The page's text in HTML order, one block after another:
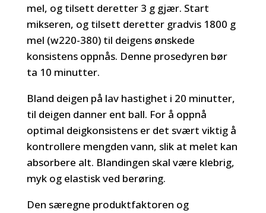
mel, og tilsett deretter 3 g gjær. Start
mikseren, og tilsett deretter gradvis 1800 g
mel (w220-380) til deigens ønskede
konsistens oppnås. Denne prosedyren bør
ta 10 minutter.
Bland deigen på lav hastighet i 20 minutter,
til deigen danner ent ball. For å oppnå
optimal deigkonsistens er det svært viktig å
kontrollere mengden vann, slik at melet kan
absorbere alt. Blandingen skal være klebrig,
myk og elastisk ved berøring.
Den særegne produktfaktoren og